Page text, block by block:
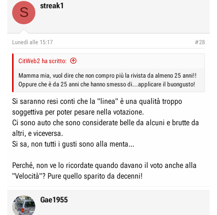
S streak1
Lunedì alle 15:17 #28
CitWeb2 ha scritto:
Mamma mia, vuol dire che non compro più la rivista da almeno 25 anni!!
Oppure che è da 25 anni che hanno smesso di...applicare il buongusto!
Si saranno resi conti che la "linea" è una qualità troppo
soggettiva per poter pesare nella votazione.
Ci sono auto che sono considerate belle da alcuni e brutte da
altri, e viceversa.
Si sa, non tutti i gusti sono alla menta...
Perché, non ve lo ricordate quando davano il voto anche alla
"Velocità"? Pure quello sparito da decenni!
Gae1955